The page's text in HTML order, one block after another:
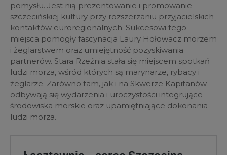
pomysłu. Jest nią prezentowanie i promowanie
szczecińskiej kultury przy rozszerzaniu przyjacielskich
kontaktów euroregionalnych. Sukcesowi tego
miejsca pomogły fascynacja Laury Hołowacz morzem
i żeglarstwem oraz umiejętność pozyskiwania
partnerów. Stara Rzeźnia stała się miejscem spotkań
ludzi morza, wśród których są marynarze, rybacy i
żeglarze. Zarówno tam, jak i na Skwerze Kapitanów
odbywają się wydarzenia i uroczystości integrujące
środowiska morskie oraz upamiętniające dokonania
ludzi morza.